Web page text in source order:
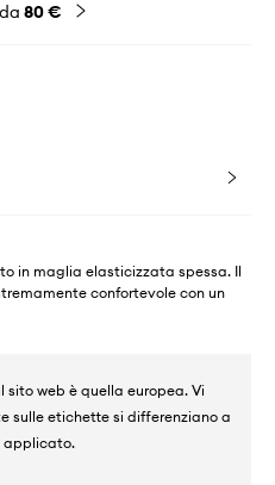
80 €
in maglia elasticizzata spessa. Il
confortevole con un
web è quella europea. Vi
sulle etichette si differenziano a
applicato.